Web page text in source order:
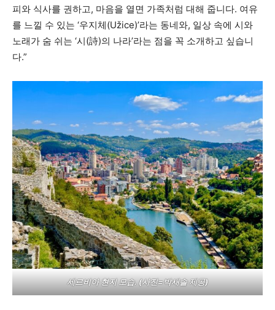
피와 식사를 권하고, 마음을 열면 가족처럼 대해 줍니다. 여유
를 느낄 수 있는 ‘우지체(Užice)’라는 동네와, 일상 속에 시와
노래가 숨 쉬는 ‘시(詩)의 나라’라는 점을 꼭 소개하고 싶습니
다.”
세르비아 현지 모습. (사진=박새솔 제공)